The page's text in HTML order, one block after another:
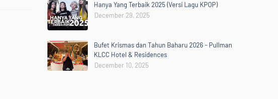
Hanya Yang Terbaik 2025 (Versi Lagu KPOP)
December 29, 2025
Bufet Krismas dan Tahun Baharu 2026 - Pullman
KLCC Hotel & Residences
December 10, 2025